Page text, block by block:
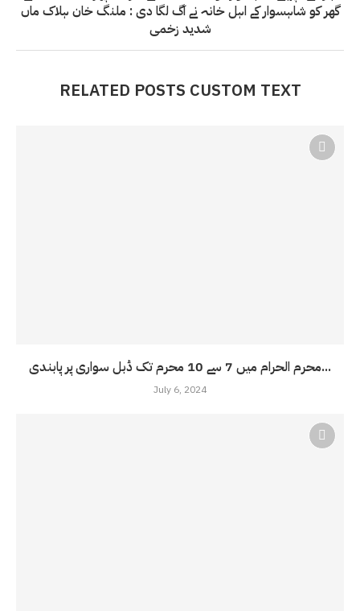
گھر کو شاہسوار کے اہل خانہ نے آگ لگا دی : ملنگ خان ہلاک ماں
شدید زخمی
RELATED POSTS CUSTOM TEXT
محرم الحرام میں 7 سے 10 محرم تک ڈبل سواری پر پابندی...
July 6, 2024